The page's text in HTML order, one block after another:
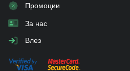
Промоции
За нас
Влез